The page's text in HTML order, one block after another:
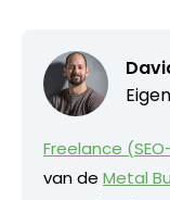
Freelance
van de Metal